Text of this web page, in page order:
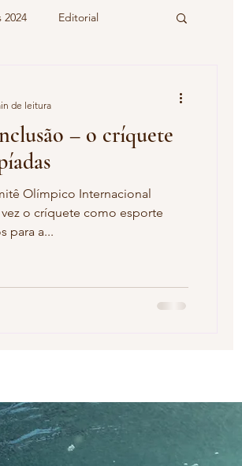
2024 Editorial
Esgrima
– o críquete
Olímpico Internacional
o críquete como esporte
para a...
de leitura